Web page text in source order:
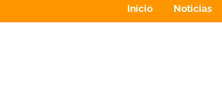
Inicio Noticias